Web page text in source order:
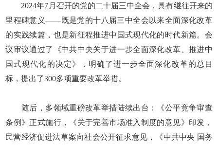
2024年7月召开的党的二十届三中全会，具有继往开来的
里程碑意义——既是党的十八届三中全会以来全面深化改革
的实践续篇，也是新征程推进中国式现代化的时代新篇。会
议审议通过了《中共中央关于进一步全面深化改革、推进中
国式现代化的决定》，明确了进一步全面深化改革的总目
标，提出了300多项重要改革举措。
随后，多领域重磅改革举措陆续出台：《公平竞争审查
条例》正式施行，《关于完善市场准入制度的意见》印发，
民营经济促进法草案向社会公开征求意见，《中共中央 国务